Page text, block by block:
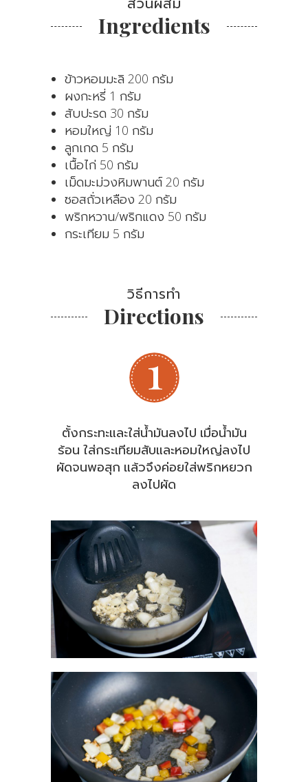
Ingredients
ข้าวหอมมะลิ 200 กรัม
ผงกะหรี่ 1 กรัม
สับปะรด 30 กรัม
หอมใหญ่ 10 กรัม
ลูกเกด 5 กรัม
เนื้อไก่ 50 กรัม
เม็ดมะม่วงหิมพานต์ 20 กรัม
ซอสถั่วเหลือง 20 กรัม
พริกหวาน/พริกแดง 50 กรัม
กระเทียม 5 กรัม
วิธีการทำ
Directions
ตั้งกระทะและใส่น้ำมันลงไป เมื่อน้ำมัน
ร้อน ใส่กระเทียมสับและหอมใหญ่ลงไป
ผัดจนพอสุก แล้วจึงค่อยใส่พริกหยวก
ลงไปผัด